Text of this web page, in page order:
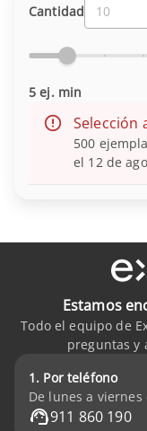
Cantidad
5 ej. min
Selección
500
el 12 de
Estamos
Todo el equipo de
preguntas y
1. Por teléfono
De lunes a viernes
911 860 190